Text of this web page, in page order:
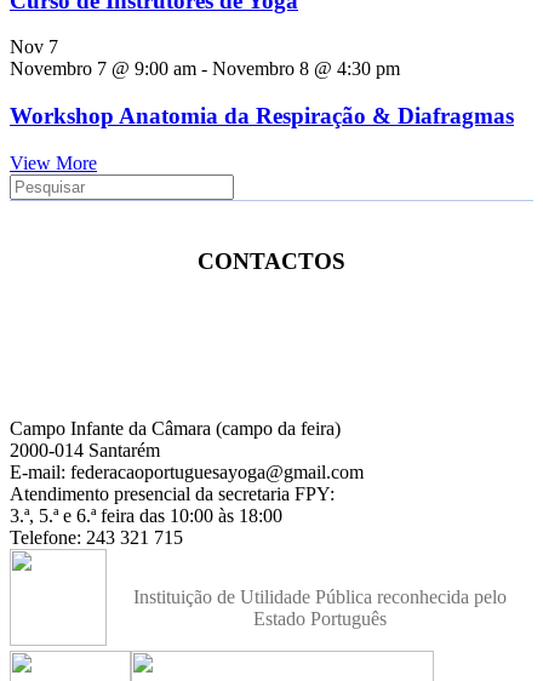
Nov 7
Novembro 7 @ 9:00 am - Novembro 8 @ 4:30 pm
Workshop Anatomia da Respiração & Diafragmas
View More
CONTACTOS
Campo Infante da Câmara (campo da feira)
2000-014 Santarém
E-mail: federacaoportuguesayoga@gmail.com
Atendimento presencial da secretaria FPY:
3.ª, 5.ª e 6.ª feira das 10:00 às 18:00
Telefone: 243 321 715
Instituição de Utilidade Pública reconhecida pelo
Estado Português